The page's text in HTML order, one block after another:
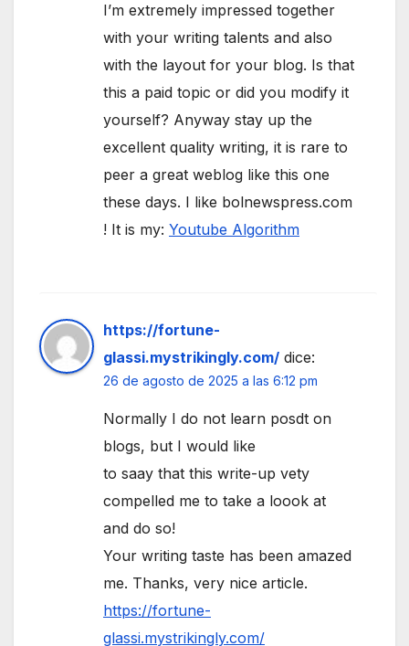
I’m extremely impressed together
with your writing talents and also
with the layout for your blog. Is that
this a paid topic or did you modify it
yourself? Anyway stay up the
excellent quality writing, it is rare to
peer a great weblog like this one
these days. I like bolnewspress.com
! It is my: Youtube Algorithm
https://fortune-
glassi.mystrikingly.com/ dice:
26 de agosto de 2025 a las 6:12 pm
Normally I do not learn posdt on
blogs, but I would like
to saay that this write-up vety
compelled me to take a loook at
and do so!
Your writing taste has been amazed
me. Thanks, very nice article.
https://fortune-
glassi.mystrikingly.com/